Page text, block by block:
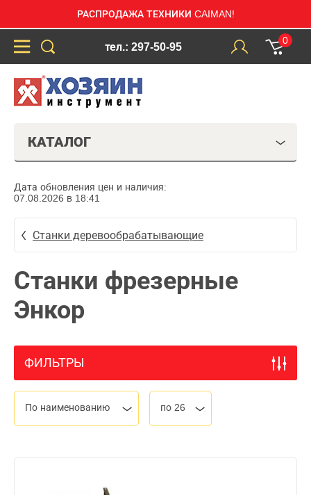
РАСПРОДАЖА ТЕХНИКИ CAIMAN!
тел.: 297-50-95
0
КАТАЛОГ
Дата обновления цен и наличия:
07.08.2026 в 18:41
Станки деревообрабатывающие
Станки фрезерные
Энкор
ФИЛЬТРЫ
По наименованию по 26